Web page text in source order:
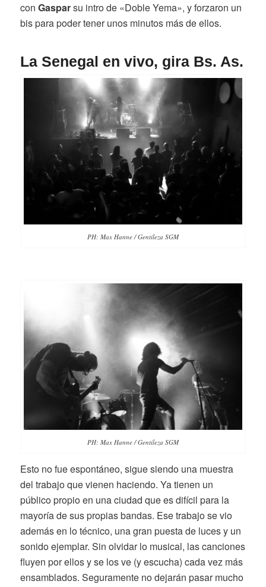
con Gasparsu intro de «Doble Yema», y forzaron un
bis para poder tener unos minutos más de ellos.
La Senegal en vivo, gira Bs. As.
PH: Max Hanne / Gentileza SGM
PH: Max Hanne / Gentileza SGM
Esto no fue espontáneo, sigue siendo una muestra
del trabajo que vienen haciendo. Ya tienen un
público propio en una ciudad que es difícil para la
mayoría de sus propias bandas. Ese trabajo se vio
además en lo técnico, una gran puesta de luces y un
sonido ejemplar. Sin olvidar lo musical, las canciones
fluyen por ellos y se los ve (y escucha) cada vez más
ensamblados. Seguramente no dejarán pasar mucho